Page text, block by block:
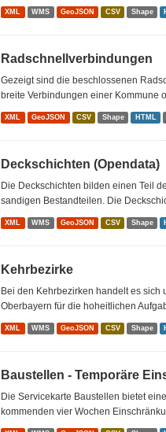
XML WMS GeoJSON CSV Shape
Radschnellverbindungen
Gezeigt sind die beschlossenen
breite Verbindungen einer Kommune
XML GeoJSON CSV Shape HTML
Deckschichten (Opendata)
Die Deckschichten bilden einen Teil
sandigen Bestandteilen. Die
XML WMS GeoJSON CSV Shape
Kehrbezirke
Bei den Kehrbezirken handelt es
Oberbayern für die hoheitlichen
XML WMS GeoJSON CSV Shape
Baustellen - Temporäre
Die Servicekarte Baustellen bietet
kommenden vier Wochen